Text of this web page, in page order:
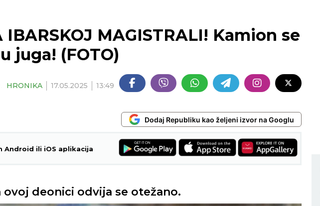
IBARSKOJ MAGISTRALI! Kamion se
juga! (FOTO)
HRONIKA 17.05.2025 13:49
Dodaj Republiku kao željeni izvor na Googlu
Android ili iOS aplikacija
ovoj deonici odvija se otežano.